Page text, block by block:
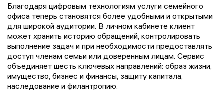
Благодаря цифровым технологиям услуги семейного
офиса теперь становятся более удобными и открытыми
для широкой аудитории. В личном кабинете клиент
может хранить историю обращений, контролировать
выполнение задач и при необходимости предоставлять
доступ членам семьи или доверенным лицам. Сервис
объединяет шесть ключевых направлений: образ жизни,
имущество, бизнес и финансы, защиту капитала,
наследование и филантропию.